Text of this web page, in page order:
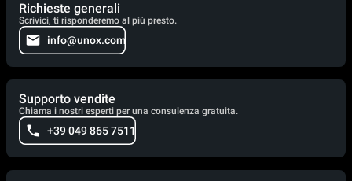
Richieste generali
Scrivici, ti risponderemo al più presto.
info@unox.com
Supporto vendite
Chiama i nostri esperti per una consulenza gratuita.
+39 049 865 7511